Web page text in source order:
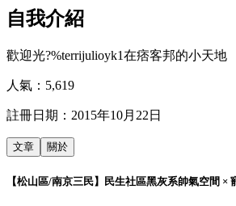
自我介紹
歡迎光?%terrijulioyk1在痞客邦的小天地
人氣： 5,619
註冊日期： 2015年10月22日
文章 關於
【松山區/南京三民】民生社區黑灰系帥氣空間